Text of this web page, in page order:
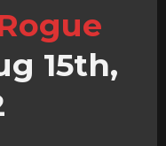
15th,